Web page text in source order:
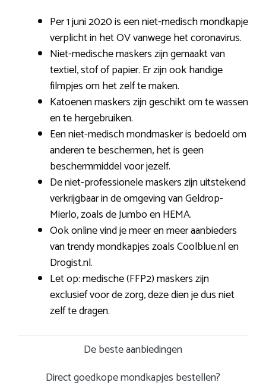
Per 1 juni 2020 is een niet-medisch mondkapje
verplicht in het OV vanwege het coronavirus.
Niet-medische maskers zijn gemaakt van
textiel, stof of papier. Er zijn ook handige
filmpjes om het zelf te maken.
Katoenen maskers zijn geschikt om te wassen
en te hergebruiken.
Een niet-medisch mondmasker is bedoeld om
anderen te beschermen, het is geen
beschermmiddel voor jezelf.
De niet-professionele maskers zijn uitstekend
verkrijgbaar in de omgeving van Geldrop-
Mierlo, zoals de Jumbo en HEMA.
Ook online vind je meer en meer aanbieders
van trendy mondkapjes zoals Coolblue.nl en
Drogist.nl.
Let op: medische (FFP2) maskers zijn
exclusief voor de zorg, deze dien je dus niet
zelf te dragen.
De beste aanbiedingen
Direct goedkope mondkapjes bestellen?